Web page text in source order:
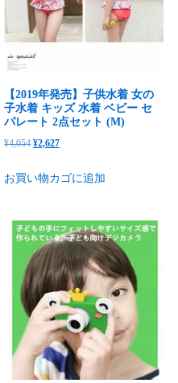
【2019年発売】子供水着 女の
子水着 キッズ 水着 ベビー セ
パレート 2点セット (M)
¥4,054 元
価
は
¥4,054
で
し
た。
¥2,627現
の
格
は
¥2,627
で
す。
お買い物カゴに追加